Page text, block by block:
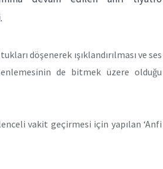
döşenerek ışıklandırılması ve ses
de bitmek üzere olduğu
vakit geçirmesi için yapılan ‘Anfi